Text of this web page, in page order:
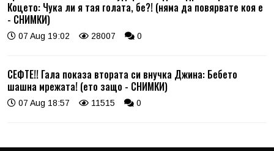
Коцето: Чука ли я тая голата, бе?! (няма да повярвате коя е
- СНИМКИ)
07 Aug 19:02 28007 0
СЕФТЕ!! Гала показа втората си внучка Джина: Бебето
шашна мрежата! (ето защо - СНИМКИ)
07 Aug 18:57 11515 0